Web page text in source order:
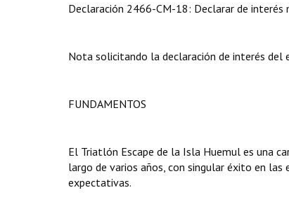
Declaración 2466-CM-18: Declarar de
Nota solicitando la declaración de interés del
FUNDAMENTOS
El Triatlón Escape de la Isla Huemul es una
largo de varios años, con singular éxito en
expectativas.